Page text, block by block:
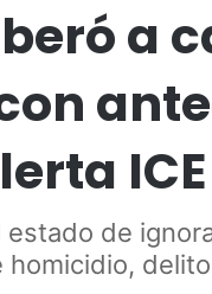
a
ICE
estado de